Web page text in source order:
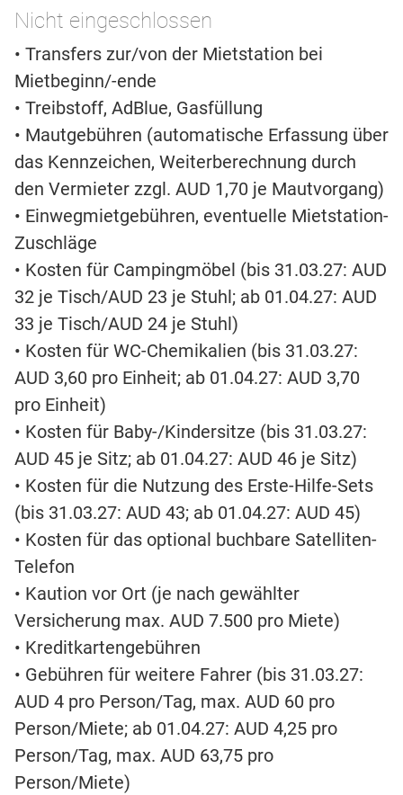
Nicht eingeschlossen
• Transfers zur/von der Mietstation bei
Mietbeginn/-ende
• Treibstoff, AdBlue, Gasfüllung
• Mautgebühren (automatische Erfassung über
das Kennzeichen, Weiterberechnung durch
den Vermieter zzgl. AUD 1,70 je Mautvorgang)
• Einwegmietgebühren, eventuelle Mietstation-
Zuschläge
• Kosten für Campingmöbel (bis 31.03.27: AUD
32 je Tisch/AUD 23 je Stuhl; ab 01.04.27: AUD
33 je Tisch/AUD 24 je Stuhl)
• Kosten für WC-Chemikalien (bis 31.03.27:
AUD 3,60 pro Einheit; ab 01.04.27: AUD 3,70
pro Einheit)
• Kosten für Baby-/Kindersitze (bis 31.03.27:
AUD 45 je Sitz; ab 01.04.27: AUD 46 je Sitz)
• Kosten für die Nutzung des Erste-Hilfe-Sets
(bis 31.03.27: AUD 43; ab 01.04.27: AUD 45)
• Kosten für das optional buchbare Satelliten-
Telefon
• Kaution vor Ort (je nach gewählter
Versicherung max. AUD 7.500 pro Miete)
• Kreditkartengebühren
• Gebühren für weitere Fahrer (bis 31.03.27:
AUD 4 pro Person/Tag, max. AUD 60 pro
Person/Miete; ab 01.04.27: AUD 4,25 pro
Person/Tag, max. AUD 63,75 pro
Person/Miete)